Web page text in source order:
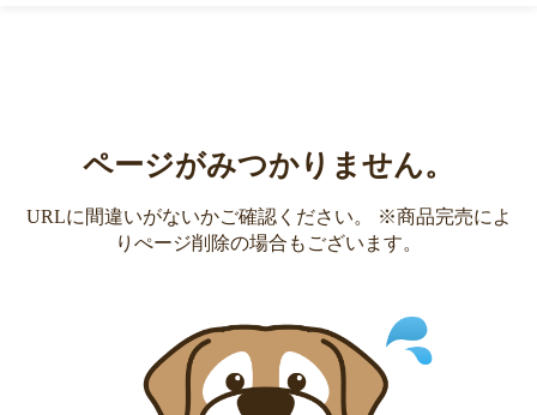
ページがみつかりません。
URLに間違いがないかご確認ください。 ※商品完売によ
りぺージ削除の場合もございます。